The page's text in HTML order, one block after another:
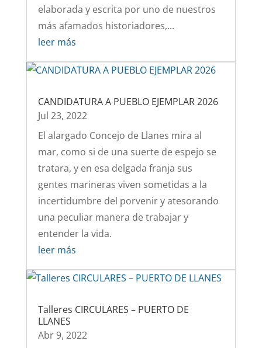
elaborada y escrita por uno de nuestros
más afamados historiadores,...
leer más
CANDIDATURA A PUEBLO EJEMPLAR 2026
Jul 23, 2022
El alargado Concejo de Llanes mira al
mar, como si de una suerte de espejo se
tratara, y en esa delgada franja sus
gentes marineras viven sometidas a la
incertidumbre del porvenir y atesorando
una peculiar manera de trabajar y
entender la vida.
leer más
Talleres CIRCULARES – PUERTO DE
LLANES
Abr 9, 2022